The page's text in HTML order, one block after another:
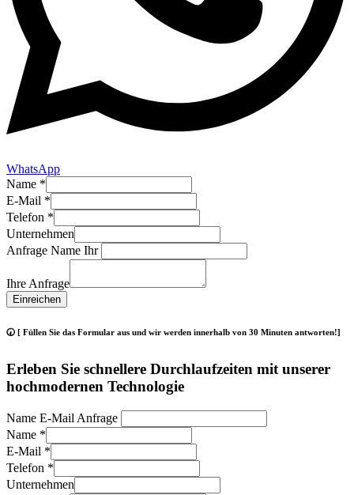
WhatsApp
Name *
E-Mail *
Telefon *
Unternehmen
Anfrage Name Ihr
Ihre Anfrage
Einreichen
🕢 [ Füllen Sie das Formular aus und wir werden innerhalb von 30 Minuten antworten!]
Erleben Sie schnellere Durchlaufzeiten mit unserer
hochmodernen Technologie
Name E-Mail Anfrage
Name *
E-Mail *
Telefon *
Unternehmen